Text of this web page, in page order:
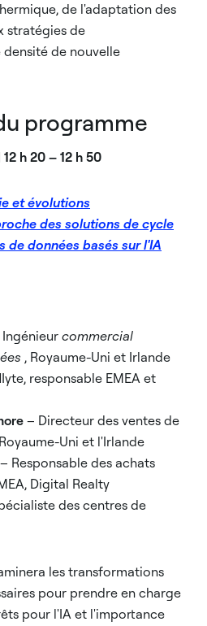
de l'adaptation des
stratégies de
de nouvelle
programme
h 20 – 12 h 50
et évolutions
des solutions de cycle
de données basés sur l'IA
commercial
, Royaume-Uni et Irlande
responsable EMEA et
– Directeur des ventes de
Uni et l'Irlande
– Responsable des achats
Digital Realty
des centres de
les transformations
pour prendre en charge
pour l'IA et l'importance